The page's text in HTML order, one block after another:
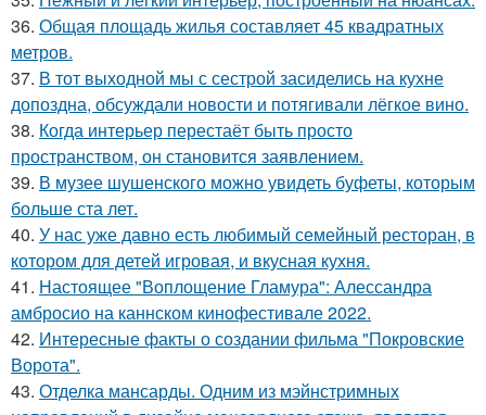
36. Общая площадь жилья составляет 45 квадратных
метров.
37. В тот выходной мы с сестрой засиделись на кухне
допоздна, обсуждали новости и потягивали лёгкое вино.
38. Когда интерьер перестаёт быть просто
пространством, он становится заявлением.
39. В музее шушенского можно увидеть буфеты, которым
больше ста лет.
40. У нас уже давно есть любимый семейный ресторан, в
котором для детей игровая, и вкусная кухня.
41. Настоящее "Воплощение Гламура": Алессандра
амбросио на каннском кинофестивале 2022.
42. Интересные факты о создании фильма "Покровские
Ворота".
43. Отделка мансарды. Одним из мэйнстримных